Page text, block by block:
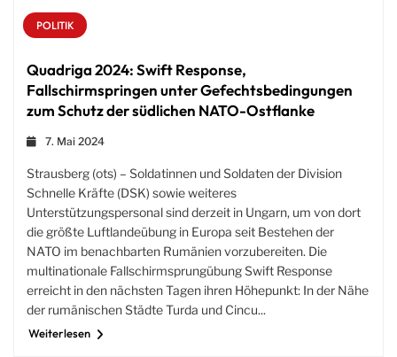
POLITIK
Quadriga 2024: Swift Response,
Fallschirmspringen unter Gefechtsbedingungen
zum Schutz der südlichen NATO-Ostflanke
7. Mai 2024
Strausberg (ots) – Soldatinnen und Soldaten der Division
Schnelle Kräfte (DSK) sowie weiteres
Unterstützungspersonal sind derzeit in Ungarn, um von dort
die größte Luftlandeübung in Europa seit Bestehen der
NATO im benachbarten Rumänien vorzubereiten. Die
multinationale Fallschirmsprungübung Swift Response
erreicht in den nächsten Tagen ihren Höhepunkt: In der Nähe
der rumänischen Städte Turda und Cincu...
Weiterlesen